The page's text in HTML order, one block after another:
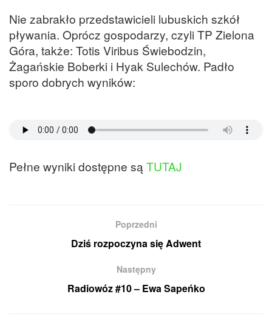
Nie zabrakło przedstawicieli lubuskich szkół
pływania. Oprócz gospodarzy, czyli TP Zielona
Góra, także: Totis Viribus Świebodzin,
Żagańskie Boberki i Hyak Sulechów. Padło
sporo dobrych wyników:
Pełne wyniki dostępne sąTUTAJ
Poprzedni
Dziś rozpoczyna się Adwent
Następny
Radiowóz #10 – Ewa Sapeńko